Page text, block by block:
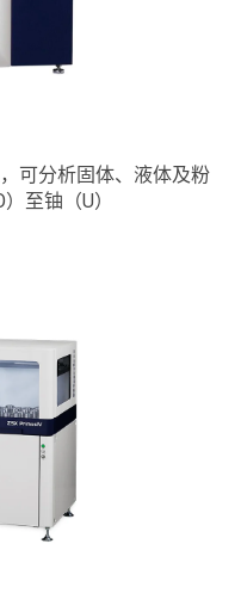
可分析固体、液体及粉
至铀（U）